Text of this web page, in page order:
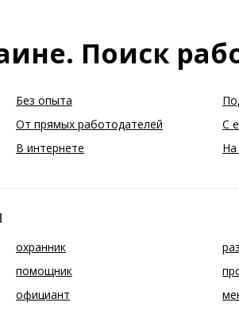
Поиск
Без опыта
От прямых работодателей
С
В интернете
охранник
помощник
официант